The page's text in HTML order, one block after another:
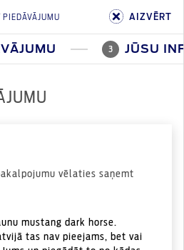
PIEDĀVĀJUMU AIZVĒRT
3 JŪSU
vēlaties saņemt